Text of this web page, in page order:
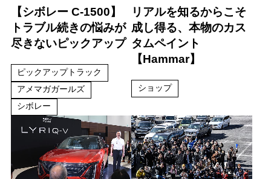
【シボレー C-1500】
トラブル続きの悩みが
尽きないピックアップ
ピックアップトラック
アメマガガールズ
シボレー
リアルを知るからこそ
成し得る、本物のカス
タムペイント
【Hammar】
ショップ